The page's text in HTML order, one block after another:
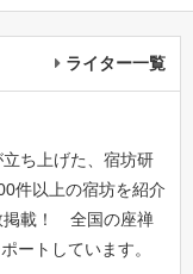
ライター一覧
ち上げた、宿坊研
件以上の宿坊を紹介
掲載！ 全国の座禅
ートしています。